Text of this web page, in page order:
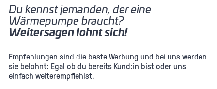
Du kennst jemanden, der eine
Wärmepumpe braucht?
Weitersagen lohnt sich!
Empfehlungen sind die beste Werbung und bei uns werden
sie belohnt: Egal ob du bereits Kund:in bist oder uns
einfach weiterempfiehlst.